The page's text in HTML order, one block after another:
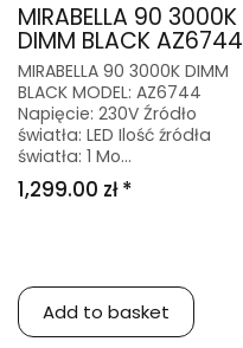
MIRABELLA 90 3000K
DIMM BLACK
MIRABELLA 90 3000K DIMM
BLACK MODEL: AZ6744
Napięcie: 230V Źródło
światła: LED Ilość źródła
światła: 1 Mo...
1,299.00 zł *
Add to basket